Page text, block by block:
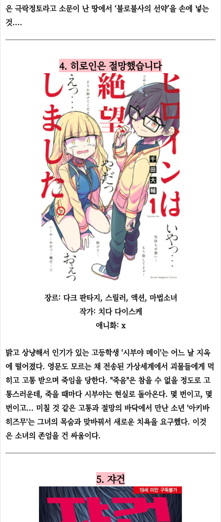
은 극락정토라고 소문이 난 땅에서 ‘불로불사의 선약’을 손에 넣는
것....
4. 히로인은 절망했습니다
장르: 다크 판타지, 스릴러, 액션, 마법소녀
작가: 치다 다이스케
애니화: x
밝고 상냥해서 인기가 있는 고등학생 '시부야 메이'는 어느 날 지옥
에 떨어졌다. 영문도 모르는 채 전송된 가상세계에서 괴물들에게 먹
히고 고통 받으며 죽임을 당한다. "죽음"은 참을 수 없을 정도로 고
통스러운데, 죽을 때마다 시부야는 현실로 돌아온다. 몇 번이고, 몇
번이고... 미칠 것 같은 고통과 절망의 바닥에서 만난 소년 '아키바
히즈무'는 그녀의 목숨과 맞바꿔서 새로운 치욕을 요구했다. 이것
은 소녀의 존엄을 건 싸움이다.
5. 쟈건